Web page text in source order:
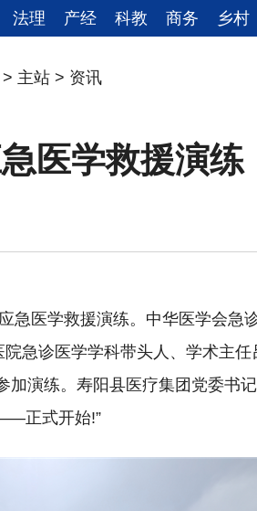
法理 产经 科教 商务 乡村
> 主站 > 资讯
医学救援演练
急医学救援演练。中华医学会急
急诊医学学科带头人、学术主
演练。寿阳县医疗集团党委书
正式开始!”